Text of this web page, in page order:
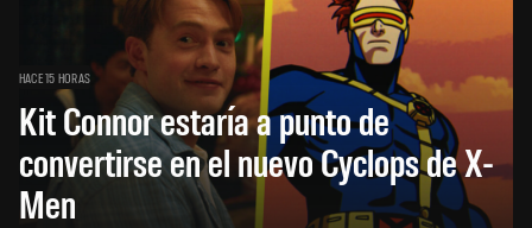
HACE 15 HORAS
Kit Connor estaría a punto de
convertirse en el nuevo Cyclops de X-
Men